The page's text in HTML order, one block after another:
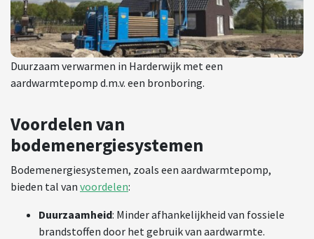
Duurzaam verwarmen in Harderwijk met een
aardwarmtepomp d.m.v. een bronboring.
Voordelen van
bodemenergiesystemen
Bodemenergiesystemen, zoals een aardwarmtepomp,
bieden tal van voordelen:
Duurzaamheid: Minder afhankelijkheid van fossiele
brandstoffen door het gebruik van aardwarmte.